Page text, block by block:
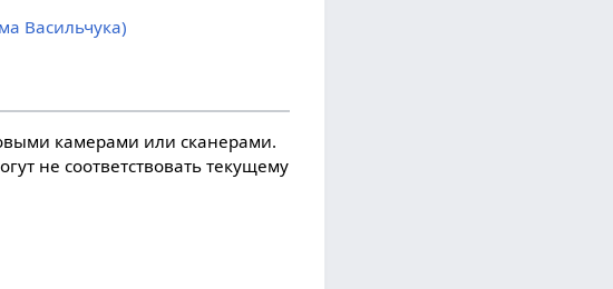
Васильчука)
камерами или сканерами.
не соответствовать текущему